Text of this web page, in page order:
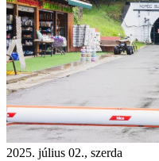
2025. július 02., szerda